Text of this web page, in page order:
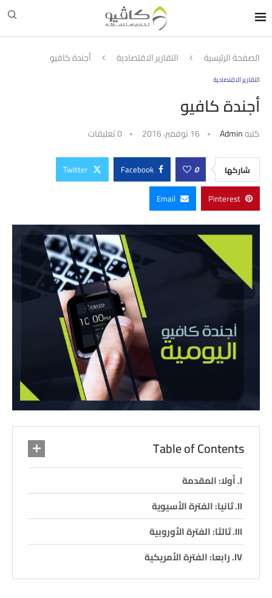
الصفحة الرئيسية التقارير الاقتصادية أجندة كافيو
التقارير الاقتصادية
أجندة كافيو
كتبهAdmin 16 نوفمبر، 2016 0 تعليقات
شاركها 0
Facebook
Twitter
Pinterest
Email
Table of Contents
أولا: المقدمة
ثانيا: الفترة الأسيوية
ثالثا: الفترة الأوروبية
رابعا: الفترة الأمريكية